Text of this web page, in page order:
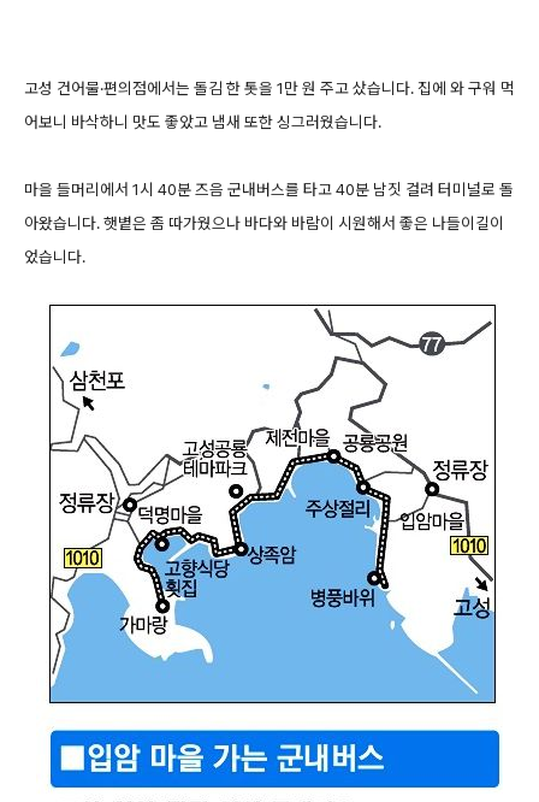
고성 건어물·편의점에서는 돌김 한 톳을 1만 원 주고 샀습니다. 집에 와 구워 먹
어보니 바삭하니 맛도 좋았고 냄새 또한 싱그러웠습니다.
마을 들머리에서 1시 40분 즈음 군내버스를 타고 40분 남짓 걸려 터미널로 돌
아왔습니다. 햇볕은 좀 따가웠으나 바다와 바람이 시원해서 좋은 나들이길이
었습니다.